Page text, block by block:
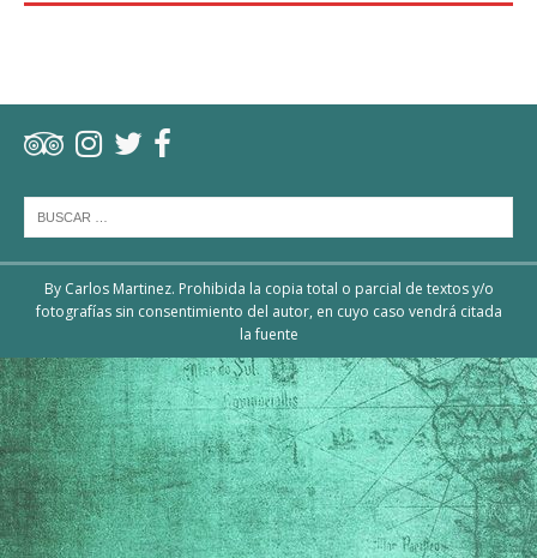
By Carlos Martinez. Prohibida la copia total o parcial de textos y/o
fotografías sin consentimiento del autor, en cuyo caso vendrá citada
la fuente